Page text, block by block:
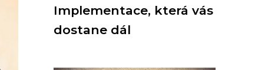
Implementace, která vás
dostane dál